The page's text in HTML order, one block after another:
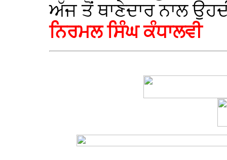
ਅੱਜ ਤੋਂ ਥਾਣੇਦਾਰ ਨਾਲ
ਨਿਰਮਲ ਸਿੰਘ ਕੰਧਾਲਵੀ